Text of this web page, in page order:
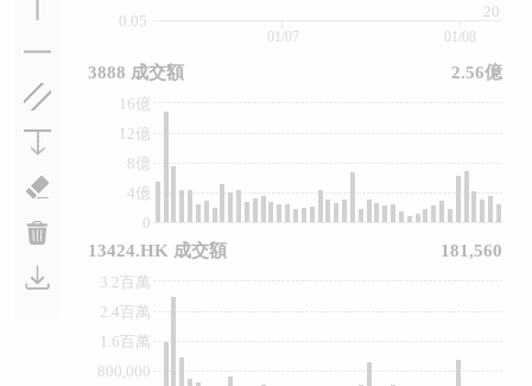
0.05
20
0
4億
8億
12億
16億
800,000
1.6百萬
2.4百萬
3.2百萬
01/07 01/08
3888 成交額 2.56億
13424.HK 成交額 181,560